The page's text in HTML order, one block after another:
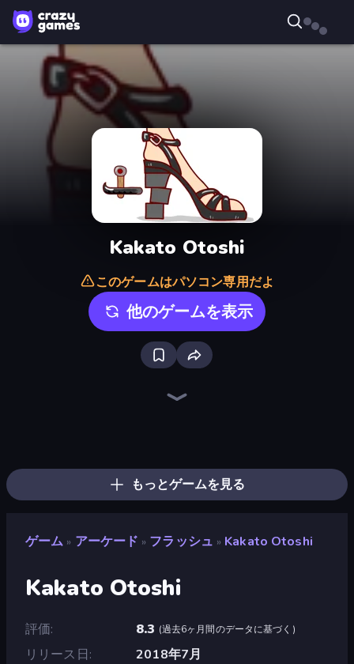
Kakato Otoshi
このゲームはパソコン専用だよ
他のゲームを表示
もっとゲームを見る
ゲーム » アーケード » フラッシュ » Kakato Otoshi
Kakato Otoshi
評価 8.3 (過去6ヶ月間のデータに基づく )
リリース日
2018年7月